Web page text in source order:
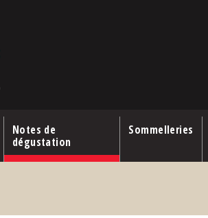
Notes de
dégustation
Sommelleries